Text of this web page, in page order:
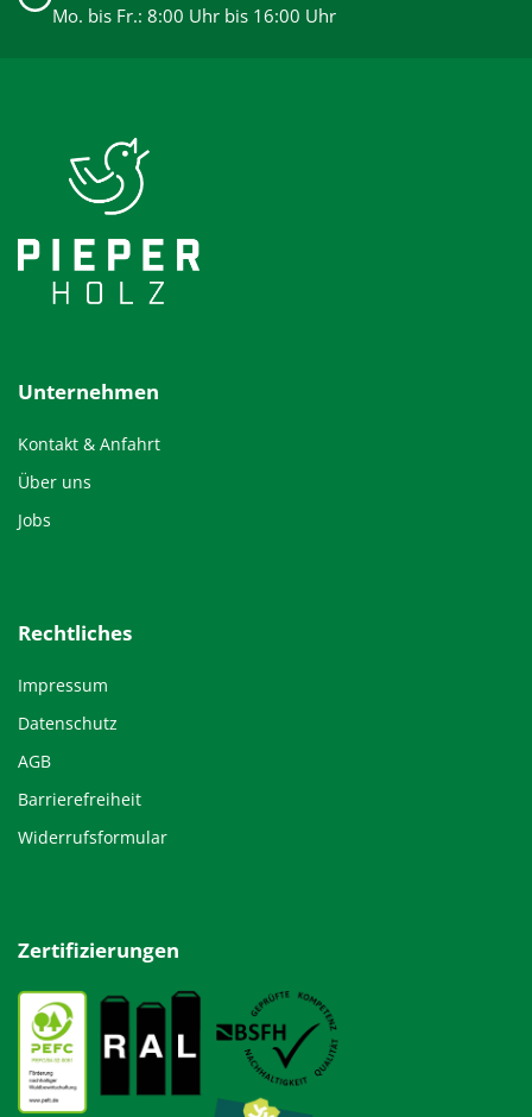
Mo. bis Fr.: 8:00 Uhr bis 16:00 Uhr
Unternehmen
Kontakt & Anfahrt
Über uns
Jobs
Rechtliches
Impressum
Datenschutz
AGB
Barrierefreiheit
Widerrufsformular
Zertifizierungen